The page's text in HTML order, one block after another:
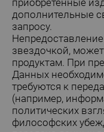
дополнительные
запросу.
звездочкой,
продуктам. При
Данных
требуются к
(например,
политических
философских